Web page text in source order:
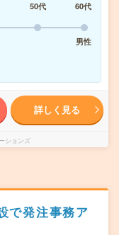
50代
60代
男性
詳しく見る
ションズ
で発注事務ア